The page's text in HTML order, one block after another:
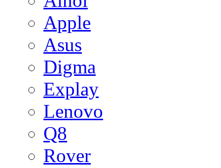
Apple
Asus
Digma
Explay
Lenovo
Q8
Rover